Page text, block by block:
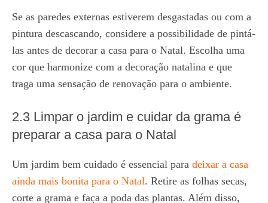
Se as paredes externas estiverem desgastadas ou com a
pintura descascando, considere a possibilidade de pintá-
las antes de decorar a casa para o Natal. Escolha uma
cor que harmonize com a decoração natalina e que
traga uma sensação de renovação para o ambiente.
2.3 Limpar o jardim e cuidar da grama é
preparar a casa para o Natal
Um jardim bem cuidado é essencial para deixar a casa
ainda mais bonita para o Natal. Retire as folhas secas,
corte a grama e faça a poda das plantas. Além disso,